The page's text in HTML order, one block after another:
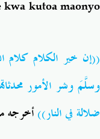
kutoa maonyo
((إن خير الكلام كلام
وسلَّمَ وشر الأمور
ضلالة في النار))أخرجه